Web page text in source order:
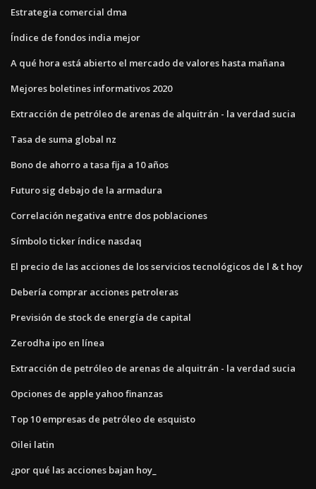
Estrategia comercial dma
Índice de fondos india mejor
A qué hora está abierto el mercado de valores hasta mañana
Mejores boletines informativos 2020
Extracción de petróleo de arenas de alquitrán - la verdad sucia
Tasa de suma global nz
Bono de ahorro a tasa fija a 10 años
Futuro sig debajo de la armadura
Correlación negativa entre dos poblaciones
Símbolo ticker índice nasdaq
El precio de las acciones de los servicios tecnológicos de l & t hoy
Debería comprar acciones petroleras
Previsión de stock de energía de capital
Zerodha ipo en línea
Extracción de petróleo de arenas de alquitrán - la verdad sucia
Opciones de apple yahoo finanzas
Top 10 empresas de petróleo de esquisto
Oilei latin
¿por qué las acciones bajan hoy_